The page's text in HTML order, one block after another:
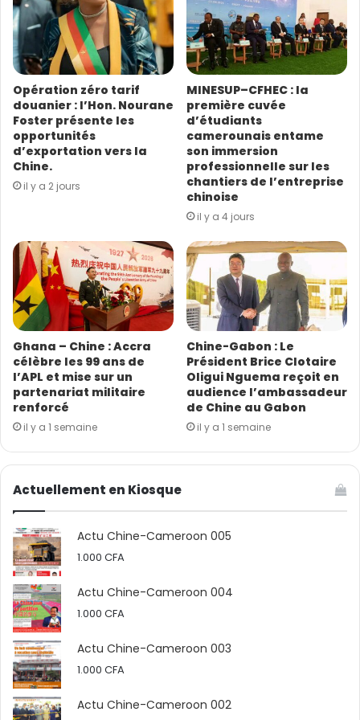
a
d
r
e
s
s
e
E
m
a
l
Opération zéro tarif
douanier : l’Hon. Nourane
Foster présente les
opportunités
d’exportation vers la
Chine.
il y a 2 jours
MINESUP–CFHEC : la
première cuvée
d’étudiants
camerounais entame
son immersion
professionnelle sur les
chantiers de l’entreprise
chinoise
il y a 4 jours
Ghana – Chine : Accra
célèbre les 99 ans de
l’APL et mise sur un
partenariat militaire
renforcé
il y a 1 semaine
Chine-Gabon : Le
Président Brice Clotaire
Oligui Nguema reçoit en
audience l’ambassadeur
de Chine au Gabon
il y a 1 semaine
Actuellement en Kiosque
Actu Chine-Cameroon 005
1.000 CFA
Actu Chine-Cameroon 004
1.000 CFA
Actu Chine-Cameroon 003
1.000 CFA
Actu Chine-Cameroon 002